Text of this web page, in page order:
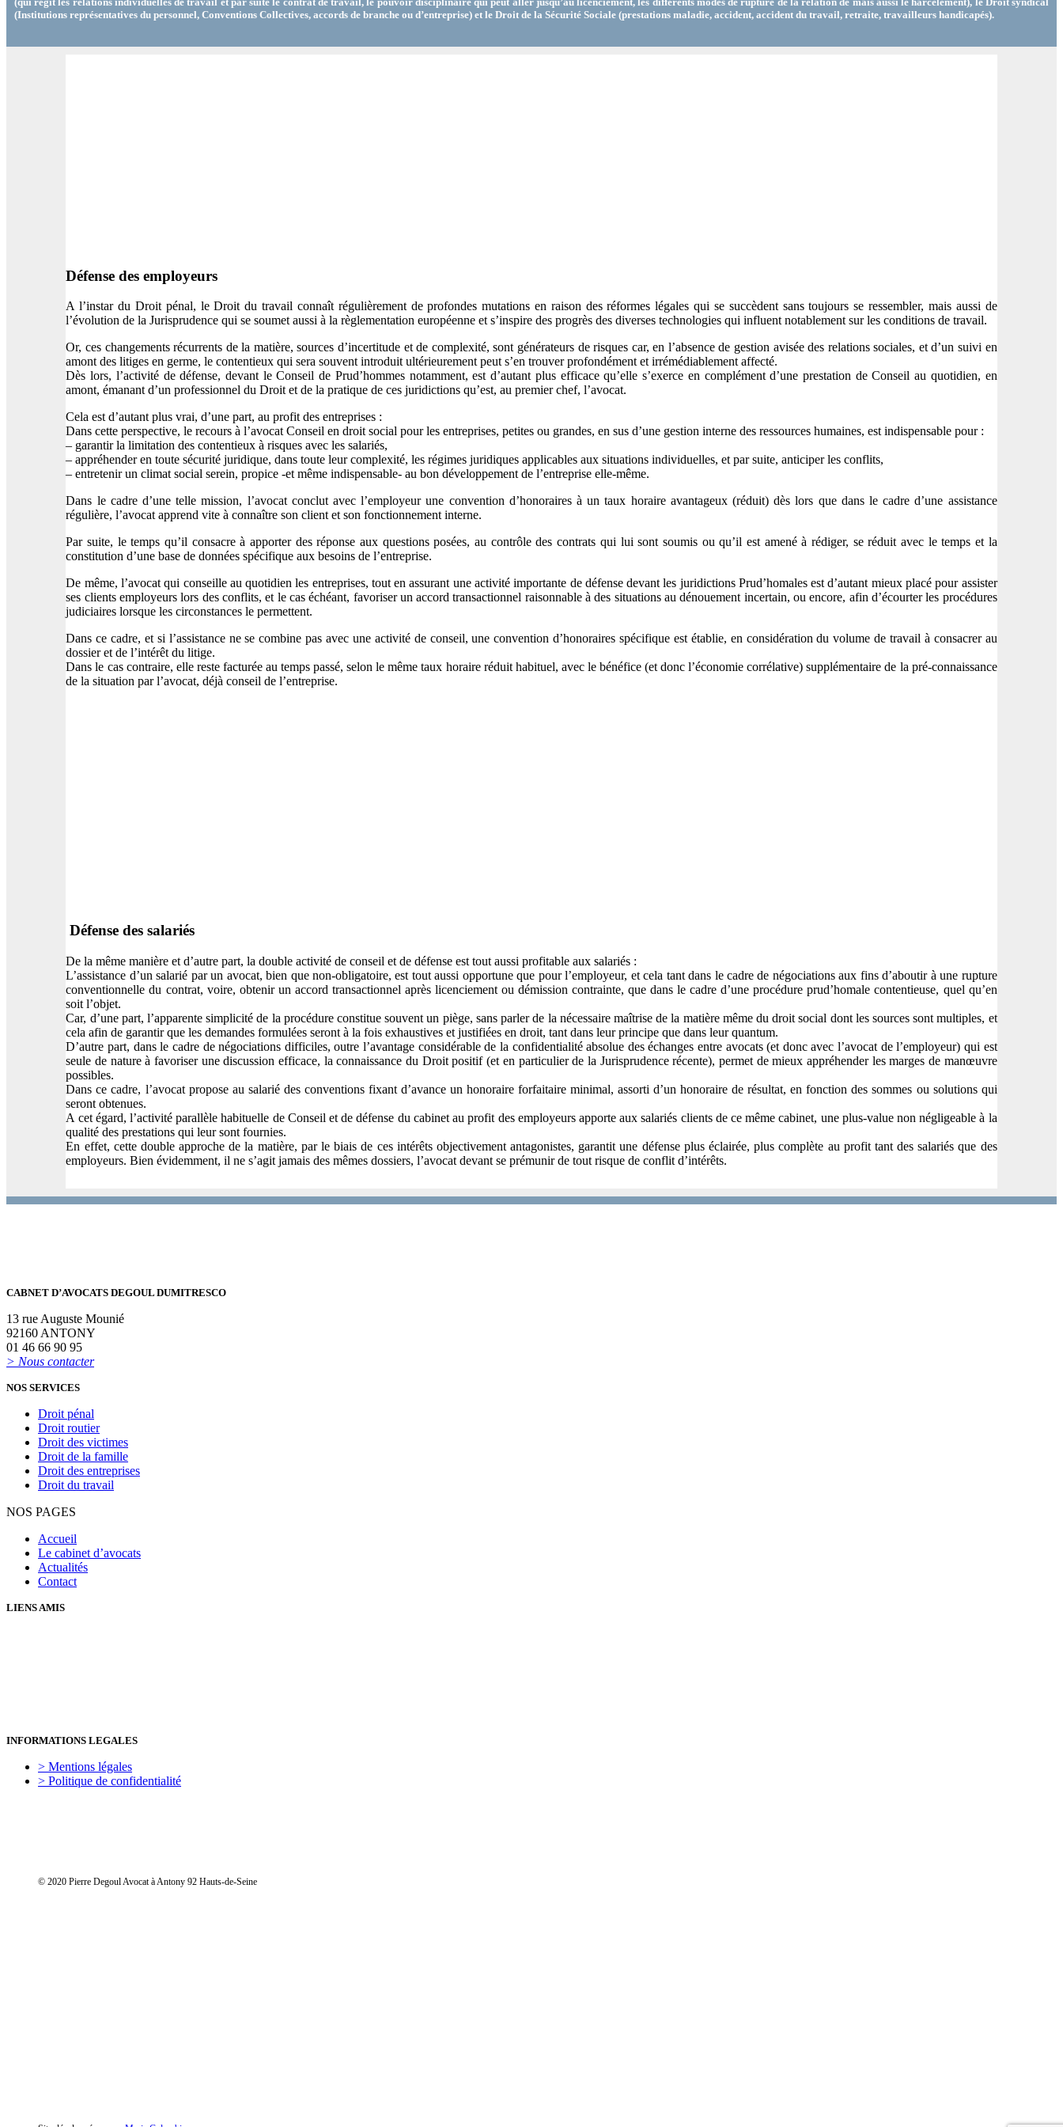
(Institutions représentatives du personnel, Conventions Collectives, accords de branche ou d’entreprise) et le Droit de la Sécurité Sociale (prestations maladie, accident, accident du travail, retraite, travailleurs handicapés).
Défense des employeurs
A l’instar du Droit pénal, le Droit du travail connaît régulièrement de profondes mutations en raison des réformes légales qui se succèdent sans toujours se ressembler, mais aussi de
l’évolution de la Jurisprudence qui se soumet aussi à la règlementation européenne et s’inspire des progrès des diverses technologies qui influent notablement sur les conditions de travail.
Or, ces changements récurrents de la matière, sources d’incertitude et de complexité, sont générateurs de risques car, en l’absence de gestion avisée des relations sociales, et d’un suivi en
amont des litiges en germe, le contentieux qui sera souvent introduit ultérieurement peut s’en trouver profondément et irrémédiablement affecté.
Dès lors, l’activité de défense, devant le Conseil de Prud’hommes notamment, est d’autant plus efficace qu’elle s’exerce en complément d’une prestation de Conseil au quotidien, en
amont, émanant d’un professionnel du Droit et de la pratique de ces juridictions qu’est, au premier chef, l’avocat.
Cela est d’autant plus vrai, d’une part, au profit des entreprises :
Dans cette perspective, le recours à l’avocat Conseil en droit social pour les entreprises, petites ou grandes, en sus d’une gestion interne des ressources humaines, est indispensable pour :
– garantir la limitation des contentieux à risques avec les salariés,
– appréhender en toute sécurité juridique, dans toute leur complexité, les régimes juridiques applicables aux situations individuelles, et par suite, anticiper les conflits,
– entretenir un climat social serein, propice -et même indispensable- au bon développement de l’entreprise elle-même.
Dans le cadre d’une telle mission, l’avocat conclut avec l’employeur une convention d’honoraires à un taux horaire avantageux (réduit) dès lors que dans le cadre d’une assistance
régulière, l’avocat apprend vite à connaître son client et son fonctionnement interne.
Par suite, le temps qu’il consacre à apporter des réponse aux questions posées, au contrôle des contrats qui lui sont soumis ou qu’il est amené à rédiger, se réduit avec le temps et la
constitution d’une base de données spécifique aux besoins de l’entreprise.
De même, l’avocat qui conseille au quotidien les entreprises, tout en assurant une activité importante de défense devant les juridictions Prud’homales est d’autant mieux placé pour assister
ses clients employeurs lors des conflits, et le cas échéant, favoriser un accord transactionnel raisonnable à des situations au dénouement incertain, ou encore, afin d’écourter les procédures
judiciaires lorsque les circonstances le permettent.
Dans ce cadre, et si l’assistance ne se combine pas avec une activité de conseil, une convention d’honoraires spécifique est établie, en considération du volume de travail à consacrer au
dossier et de l’intérêt du litige.
Dans le cas contraire, elle reste facturée au temps passé, selon le même taux horaire réduit habituel, avec le bénéfice (et donc l’économie corrélative) supplémentaire de la pré-connaissance
de la situation par l’avocat, déjà conseil de l’entreprise.
Défense des salariés
De la même manière et d’autre part, la double activité de conseil et de défense est tout aussi profitable aux salariés :
L’assistance d’un salarié par un avocat, bien que non-obligatoire, est tout aussi opportune que pour l’employeur, et cela tant dans le cadre de négociations aux fins d’aboutir à une rupture
conventionnelle du contrat, voire, obtenir un accord transactionnel après licenciement ou démission contrainte, que dans le cadre d’une procédure prud’homale contentieuse, quel qu’en
soit l’objet.
Car, d’une part, l’apparente simplicité de la procédure constitue souvent un piège, sans parler de la nécessaire maîtrise de la matière même du droit social dont les sources sont multiples, et
cela afin de garantir que les demandes formulées seront à la fois exhaustives et justifiées en droit, tant dans leur principe que dans leur quantum.
D’autre part, dans le cadre de négociations difficiles, outre l’avantage considérable de la confidentialité absolue des échanges entre avocats (et donc avec l’avocat de l’employeur) qui est
seule de nature à favoriser une discussion efficace, la connaissance du Droit positif (et en particulier de la Jurisprudence récente), permet de mieux appréhender les marges de manœuvre
possibles.
Dans ce cadre, l’avocat propose au salarié des conventions fixant d’avance un honoraire forfaitaire minimal, assorti d’un honoraire de résultat, en fonction des sommes ou solutions qui
seront obtenues.
A cet égard, l’activité parallèle habituelle de Conseil et de défense du cabinet au profit des employeurs apporte aux salariés clients de ce même cabinet, une plus-value non négligeable à la
qualité des prestations qui leur sont fournies.
En effet, cette double approche de la matière, par le biais de ces intérêts objectivement antagonistes, garantit une défense plus éclairée, plus complète au profit tant des salariés que des
employeurs. Bien évidemment, il ne s’agit jamais des mêmes dossiers, l’avocat devant se prémunir de tout risque de conflit d’intérêts.
CABNET D’AVOCATS DEGOUL DUMITRESCO
13 rue Auguste Mounié
92160 ANTONY
01 46 66 90 95
> Nous contacter
NOS SERVICES
Droit pénal
Droit routier
Droit des victimes
Droit de la famille
Droit des entreprises
Droit du travail
NOS PAGES
Accueil
Le cabinet d’avocats
Actualités
Contact
LIENS AMIS
INFORMATIONS LEGALES
> Mentions légales
> Politique de confidentialité
© 2020 Pierre Degoul Avocat à Antony 92 Hauts-de-Seine